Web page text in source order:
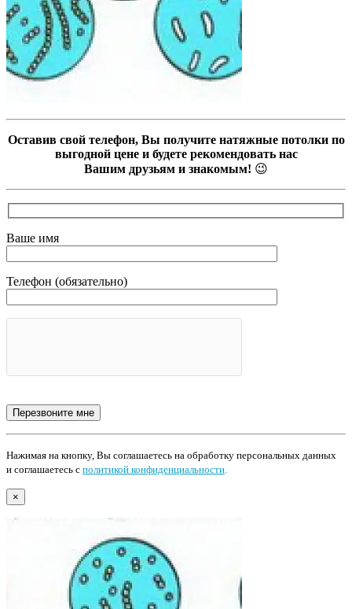
Оставив свой телефон, Вы получите натяжные потолки по
выгодной цене и будете рекомендовать нас
Вашим друзьям и знакомым! 😉
Ваше имя
Телефон (обязательно)
Нажимая на кнопку, Вы соглашаетесь на обработку персональных данных
и соглашаетесь с политикой конфиденциальности
×